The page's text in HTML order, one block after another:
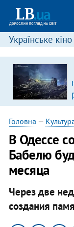
Українське кіно
Головна —
В Одессе
Бабелю
месяца
Через две
создания